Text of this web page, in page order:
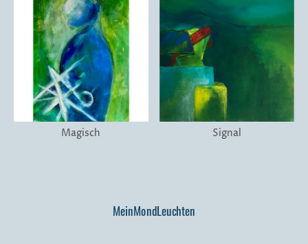
Magisch Signal
MeinMondLeuchten